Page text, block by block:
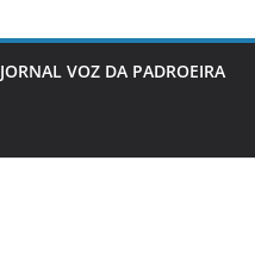
JORNAL VOZ DA PADROEIRA